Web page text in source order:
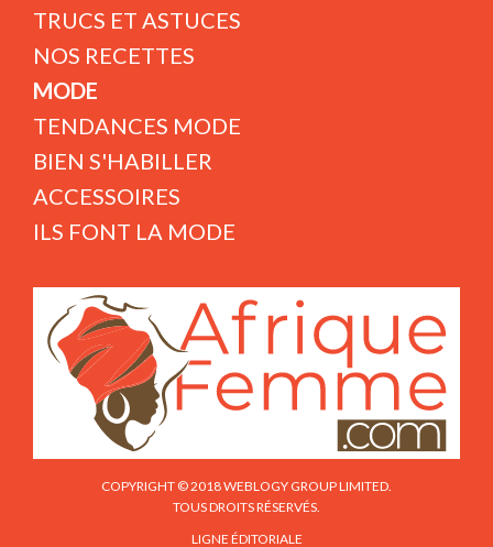
TRUCS ET ASTUCES
NOS RECETTES
MODE
TENDANCES MODE
BIEN S'HABILLER
ACCESSOIRES
ILS FONT LA MODE
COPYRIGHT © 2018 WEBLOGY GROUP LIMITED.
TOUS DROITS RÉSERVÉS.
LIGNE ÉDITORIALE